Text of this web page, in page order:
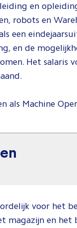
en
robots en
een
en de
Het salaris
Machine
voor het
magazijn en het